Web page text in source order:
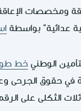
ومخصصات
عدائية" بواسطة
الوطني خط
في حقوق الجرحى
الثكلى على